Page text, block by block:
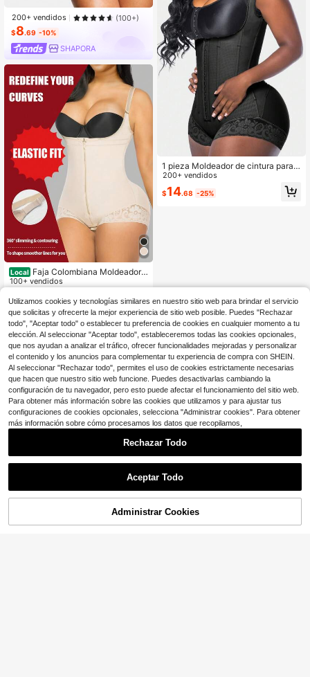
200+ vendidos (100+)
$8.69 -10%
SHAPORA
Local Faja Colombiana Moldeadora
de Cuerpo Completo Levanta Glúte
as Entrenador de Cintura Reductora
de Muslos
100+ vendidos
$11.88 -46%
Envío Rápido
1 pieza Moldeador de cintura para
mujer, pantalones cortos con contro
l de abdomen y elevación de glúteo
s
200+ vendidos
$14.68 -25%
¡26% DE DESCUENTO! AÑADIR A LA BOLSA
Utilizamos cookies y tecnologías similares en nuestro sitio web para brindar el servicio
que solicitas y ofrecerte la mejor experiencia de sitio web posible. Puedes "Rechazar
todo", "Aceptar todo" o establecer tu preferencia de cookies en cualquier momento a tu
elección. Al seleccionar "Aceptar todo", estableceremos todas las cookies opcionales,
que nos ayudan a analizar el tráfico, ofrecer funcionalidades mejoradas y personalizar
el contenido y los anuncios para complementar tu experiencia de compra con SHEIN.
Al seleccionar "Rechazar todo", permites el uso de cookies estrictamente necesarias
que hacen que nuestro sitio web funcione. Puedes desactivarlas cambiando la
configuración de tu navegador, pero esto puede afectar el funcionamiento del sitio web.
Para obtener más información sobre las cookies que utilizamos y para ajustar tus
configuraciones de cookies opcionales, selecciona "Administrar cookies". Para obtener
más información sobre cómo procesamos los datos que recopilamos,
Rechazar Todo
Aceptar Todo
Administrar Cookies